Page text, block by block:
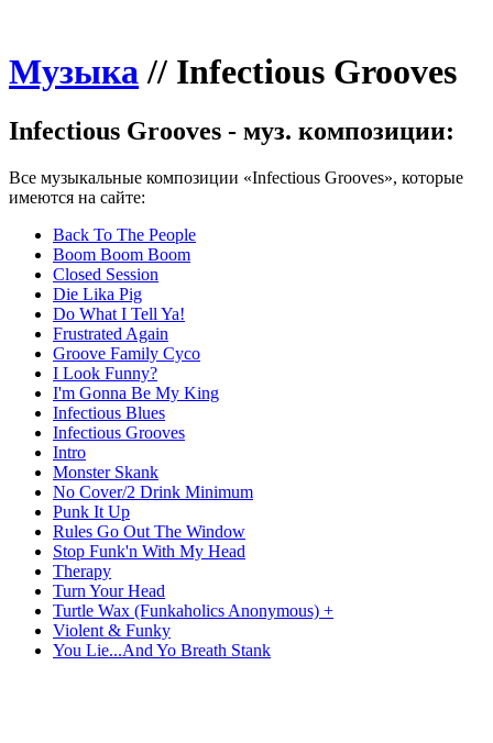
Музыка// Infectious Grooves
Infectious Grooves - муз. композиции:
Все музыкальные композиции «Infectious Grooves», которые
имеются на сайте:
Back To The People
Boom Boom Boom
Closed Session
Die Lika Pig
Do What I Tell Ya!
Frustrated Again
Groove Family Cyco
I Look Funny?
I'm Gonna Be My King
Infectious Blues
Infectious Grooves
Intro
Monster Skank
No Cover/2 Drink Minimum
Punk It Up
Rules Go Out The Window
Stop Funk'n With My Head
Therapy
Turn Your Head
Turtle Wax (Funkaholics Anonymous) +
Violent & Funky
You Lie...And Yo Breath Stank